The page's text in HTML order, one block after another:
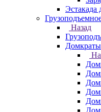
Эстакада
Назад